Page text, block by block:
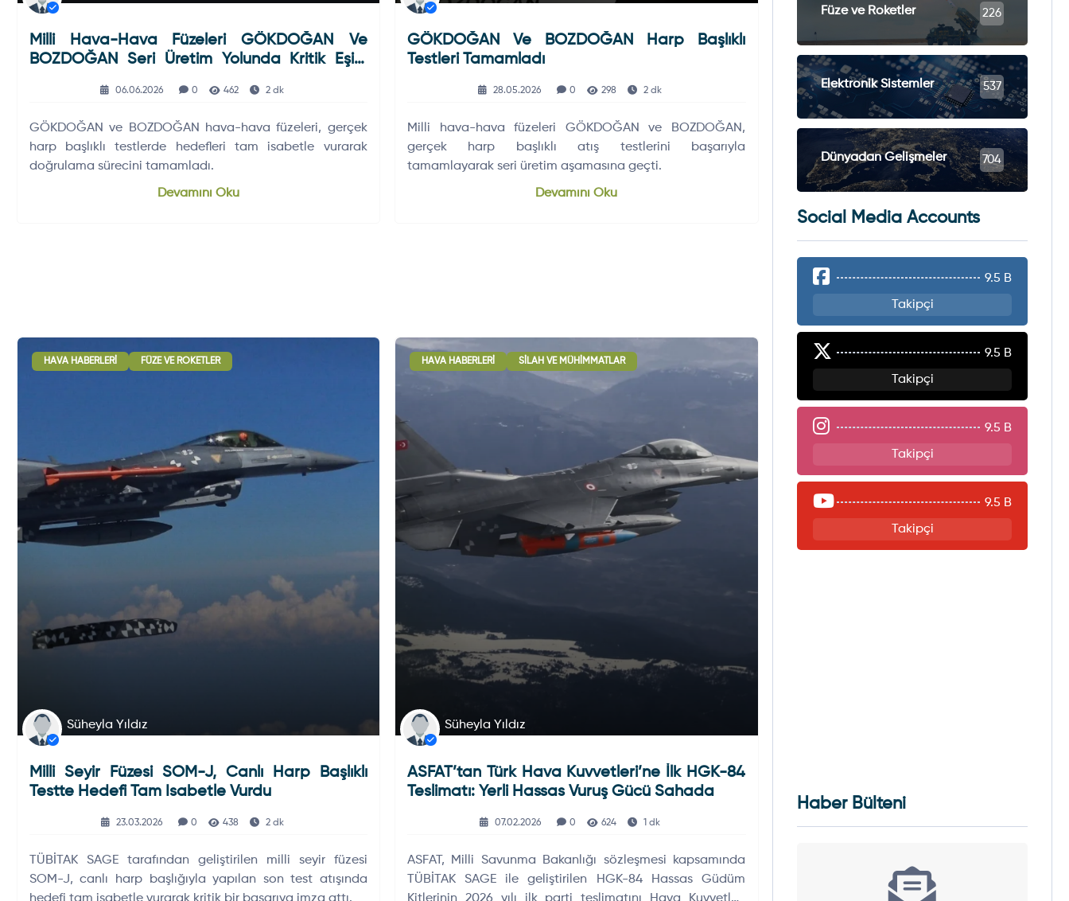
Milli Hava-Hava Füzeleri GÖKDOĞAN Ve
BOZDOĞAN Seri Üretim Yolunda Kritik Eşiği
06.06.2026 0 462 2 dk
GÖKDOĞAN ve BOZDOĞAN hava-hava füzeleri, gerçek
harp başlıklı testlerde hedefleri tam isabetle vurarak
doğrulama sürecini tamamladı.
Devamını Oku
GÖKDOĞAN Ve BOZDOĞAN Harp Başlıklı
Testleri Tamamladı
28.05.2026 0 298 2 dk
Milli hava-hava füzeleri GÖKDOĞAN ve BOZDOĞAN,
gerçek harp başlıklı atış testlerini başarıyla
tamamlayarak seri üretim aşamasına geçti.
Devamını Oku
HAVA HABERLERI FÜZE VE ROKETLER
Süheyla Yıldız
Milli Seyir Füzesi SOM-J, Canlı Harp Başlıklı
Testte Hedefi Tam Isabetle Vurdu
23.03.2026 0 438 2 dk
TÜBİTAK SAGE tarafından geliştirilen milli seyir füzesi
SOM-J, canlı harp başlığıyla yapılan son test atışında
HAVA HABERLERI SILAH VE MÜHIMMATLAR
Süheyla Yıldız
ASFAT’tan Türk Hava Kuvvetleri’ne İlk HGK-84
Teslimatı: Yerli Hassas Vuruş Gücü Sahada
07.02.2026 0 624 1 dk
ASFAT, Milli Savunma Bakanlığı sözleşmesi kapsamında
TÜBİTAK SAGE ile geliştirilen HGK-84 Hassas Güdüm
Füze ve Roketler 226
Elektronik Sistemler 537
Dünyadan Gelişmeler 704
Social Media Accounts
9.5 B
Takipçi
9.5 B
Takipçi
9.5 B
Takipçi
9.5 B
Takipçi
Haber Bülteni